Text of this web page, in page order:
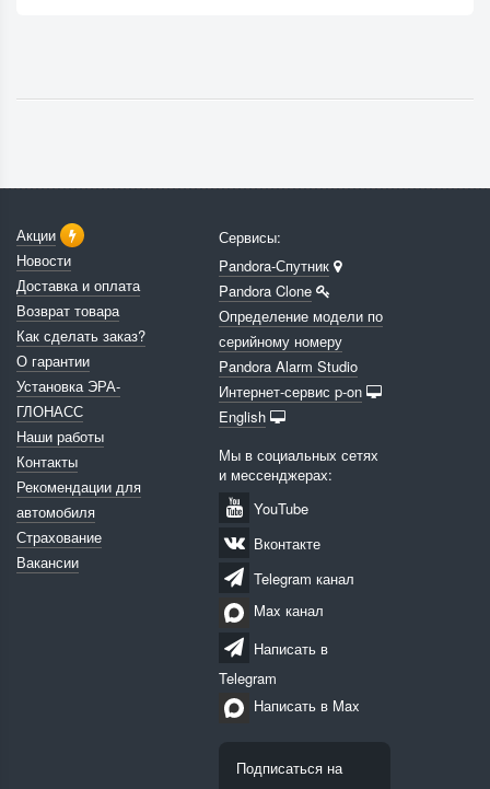
Акции
Новости
Доставка и оплата
Возврат товара
Как сделать заказ?
О гарантии
Установка ЭРА-
ГЛОНАСС
Наши работы
Контакты
Рекомендации для
автомобиля
Страхование
Вакансии
Сервисы:
Pandora-Спутник
Pandora Clone
Определение модели по
серийному номеру
Pandora Alarm Studio
Интернет-сервис p-on
English
Мы в социальных сетях
и мессенджерах:
YouTube
Вконтакте
Telegram канал
Max канал
Написать в
Telegram
Написать в Max
Подписаться на